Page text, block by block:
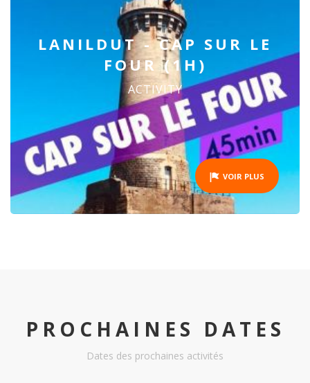
LANILDUT - CAP SUR LE
FOUR (1H)
ACTIVITY
VOIR PLUS
PROCHAINES DATES
Dates des prochaines activités